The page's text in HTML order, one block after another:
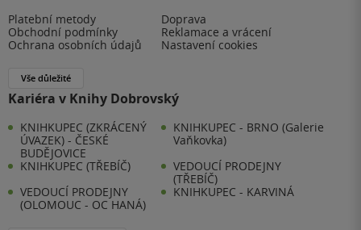
Platební metody
Doprava
Obchodní podmínky
Reklamace a vrácení
Ochrana osobních údajů
Nastavení cookies
Vše důležité
Kariéra v Knihy Dobrovský
KNIHKUPEC (ZKRÁCENÝ
ÚVAZEK) - ČESKÉ
BUDĚJOVICE
KNIHKUPEC - BRNO (Galerie
Vaňkovka)
KNIHKUPEC (TŘEBÍČ)
VEDOUCÍ PRODEJNY
(TŘEBÍČ)
VEDOUCÍ PRODEJNY
(OLOMOUC - OC HANÁ)
KNIHKUPEC - KARVINÁ